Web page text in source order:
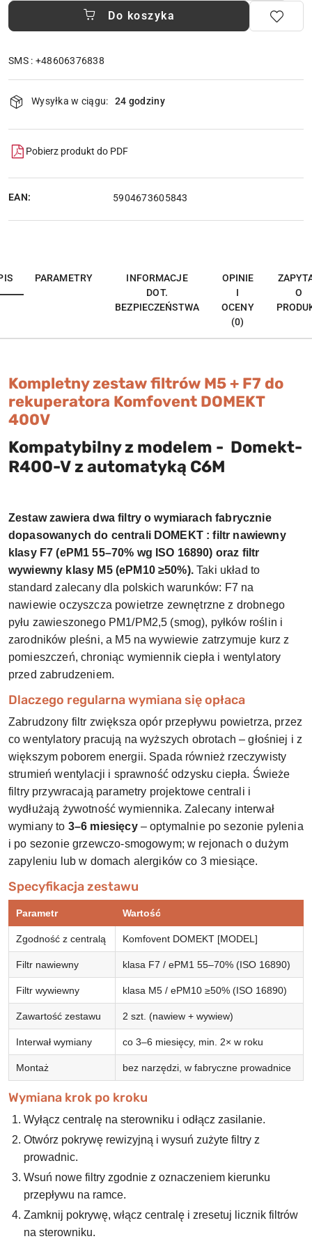
Do koszyka
SMS : +48606376838
i
dostawa
Wysyłka w ciągu: 24 godziny
Pobierz produkt do PDF
EAN: 5904673605843
PARAMETRY
INFORMACJE
DOT.
BEZPIECZEŃSTWA
OPINIE
I
OCENY
(0)
O
Kompletny zestaw filtrów M5 + F7 do
rekuperatora Komfovent DOMEKT
400V
Kompatybilny z modelem - Domekt-
R400-Vz automatyką C6M
Zestaw zawiera dwa filtry o wymiarach fabrycznie
dopasowanych do centrali DOMEKT : filtr nawiewny
klasy F7 (ePM1 55–70% wg ISO 16890) oraz filtr
wywiewny klasy M5 (ePM10 ≥50%).Taki układ to
standard zalecany dla polskich warunków: F7 na
nawiewie oczyszcza powietrze zewnętrzne z drobnego
pyłu zawieszonego PM1/PM2,5 (smog), pyłków roślin i
zarodników pleśni, a M5 na wywiewie zatrzymuje kurz z
pomieszczeń, chroniąc wymiennik ciepła i wentylatory
przed zabrudzeniem.
Dlaczego regularna wymiana się opłaca
Zabrudzony filtr zwiększa opór przepływu powietrza, przez
co wentylatory pracują na wyższych obrotach – głośniej i z
większym poborem energii. Spada również rzeczywisty
strumień wentylacji i sprawność odzysku ciepła. Świeże
filtry przywracają parametry projektowe centrali i
wydłużają żywotność wymiennika. Zalecany interwał
wymiany to 3–6 miesięcy– optymalnie po sezonie pylenia
i po sezonie grzewczo-smogowym; w rejonach o dużym
zapyleniu lub w domach alergików co 3 miesiące.
Specyfikacja zestawu
Parametr Wartość
Zgodność z centralą Komfovent DOMEKT [MODEL]
Filtr nawiewny klasa F7 / ePM1 55–70% (ISO 16890)
Filtr wywiewny klasa M5 / ePM10 ≥50% (ISO 16890)
Zawartość zestawu 2 szt. (nawiew + wywiew)
Interwał wymiany co 3–6 miesięcy, min. 2× w roku
Montaż bez narzędzi, w fabryczne prowadnice
Wymiana krok po kroku
Wyłącz centralę na sterowniku i odłącz zasilanie.
Otwórz pokrywę rewizyjną i wysuń zużyte filtry z
prowadnic.
Wsuń nowe filtry zgodnie z oznaczeniem kierunku
przepływu na ramce.
Zamknij pokrywę, włącz centralę i zresetuj licznik filtrów
na sterowniku.